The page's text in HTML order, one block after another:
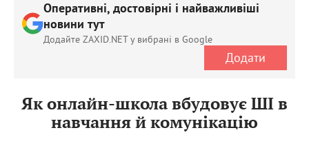
Оперативні, достовірні і найважливіші
новини тут
Додайте ZAXID.NET у вибрані в Google
Додати
Як онлайн-школа вбудовує ШІ в
навчання й комунікацію